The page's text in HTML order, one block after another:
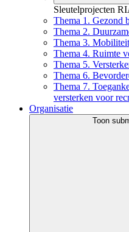
Sleutelprojecten
Thema 1. Gezond
Thema 2.
Thema 3.
Thema 4. Ruimte
Thema 5.
Thema 6.
Thema 7.
versterken voor
Organisatie
Toon